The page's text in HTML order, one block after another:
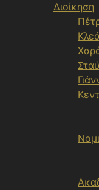
Διοίκηση